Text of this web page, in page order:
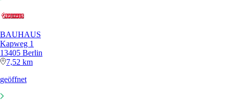
BAUHAUS
Kapweg 1
13405 Berlin
7,52 km
geöffnet